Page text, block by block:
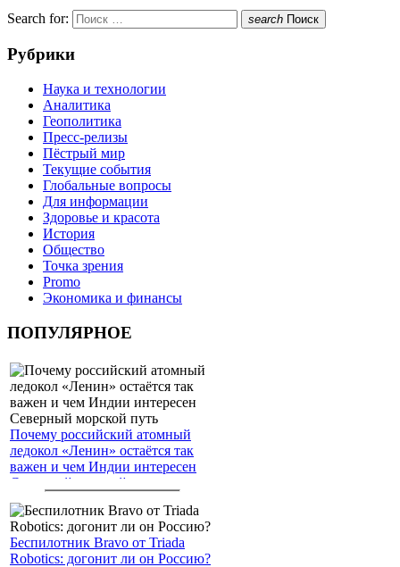
Search for: search Поиск
Рубрики
Наука и технологии
Аналитика
Геополитика
Пресс-релизы
Пёстрый мир
Текущие события
Глобальные вопросы
Для информации
Здоровье и красота
История
Общество
Точка зрения
Promo
Экономика и финансы
ПОПУЛЯРНОЕ
Почему российский атомный
ледокол «Ленин» остаётся так
важен и чем Индии интересен
Северный морской путь
Беспилотник Bravo от Triada
Robotics: догонит ли он Россию?